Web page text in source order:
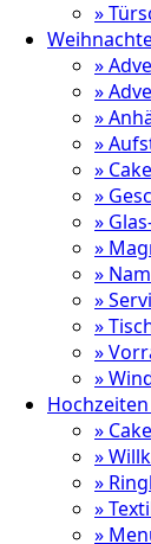
»
»
»
»
»
»
»
»
»
»
»
»
»
»
Hochzeiten
»
»
»
»
»